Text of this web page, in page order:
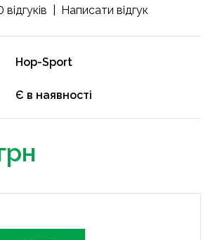
відгуків Написати відгук
Hop-Sport
Є в наявності